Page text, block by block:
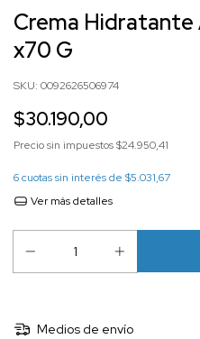
Crema
x70 G
SKU: 0092626506974
$30.190,00
Precio sin impuestos$24.950,41
6cuotas sin interés de $5.031,67
Ver más detalles
Medios de envío